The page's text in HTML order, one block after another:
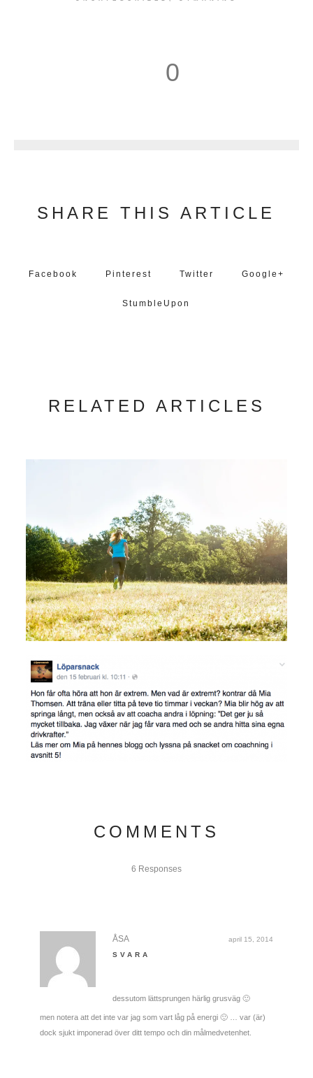
0
SHARE THIS ARTICLE
Facebook Pinterest Twitter Google+
StumbleUpon
RELATED ARTICLES
COMMENTS
6 Responses
april 15, 2014
ÅSA
SVARA
dessutom lättsprungen härlig grusväg 🙂
men notera att det inte var jag som vart låg på energi 🙂 … var (är)
dock sjukt imponerad över ditt tempo och din målmedvetenhet.